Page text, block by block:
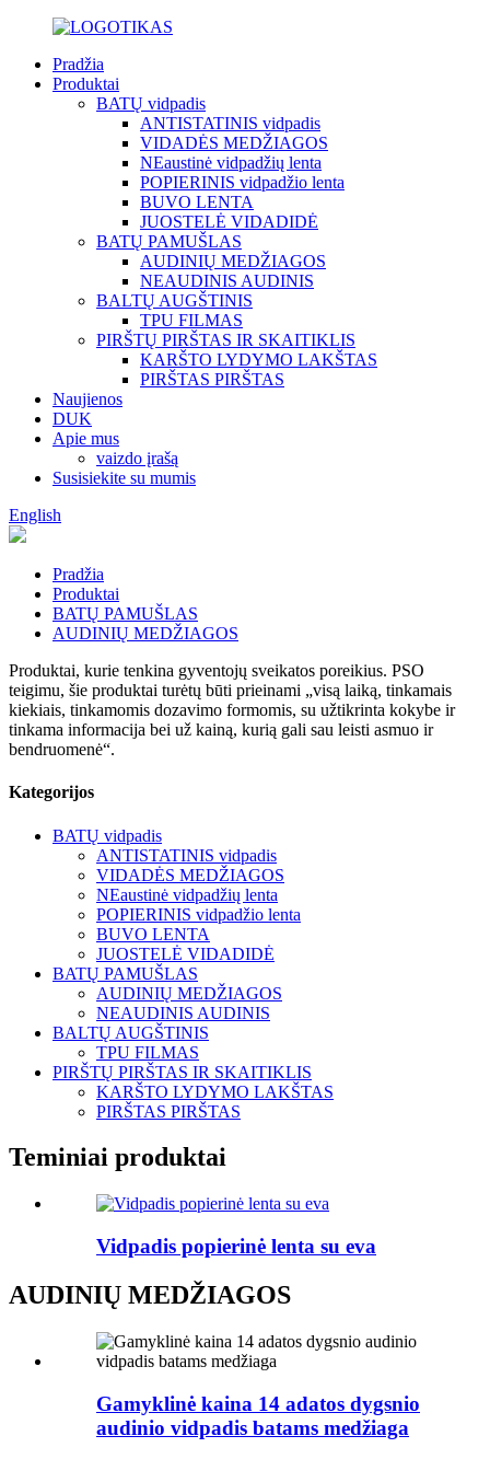
Pradžia
Produktai
BATŲ vidpadis
ANTISTATINIS vidpadis
VIDADĖS MEDŽIAGOS
NEaustinė vidpadžių lenta
POPIERINIS vidpadžio lenta
BUVO LENTA
JUOSTELĖ VIDADIDĖ
BATŲ PAMUŠLAS
AUDINIŲ MEDŽIAGOS
NEAUDINIS AUDINIS
BALTŲ AUGŠTINIS
TPU FILMAS
PIRŠTŲ PIRŠTAS IR SKAITIKLIS
KARŠTO LYDYMO LAKŠTAS
PIRŠTAS PIRŠTAS
Naujienos
DUK
Apie mus
vaizdo įrašą
Susisiekite su mumis
English
Pradžia
Produktai
BATŲ PAMUŠLAS
AUDINIŲ MEDŽIAGOS
Produktai, kurie tenkina gyventojų sveikatos poreikius. PSO
teigimu, šie produktai turėtų būti prieinami „visą laiką, tinkamais
kiekiais, tinkamomis dozavimo formomis, su užtikrinta kokybe ir
tinkama informacija bei už kainą, kurią gali sau leisti asmuo ir
bendruomenė“.
Kategorijos
BATŲ vidpadis
ANTISTATINIS vidpadis
VIDADĖS MEDŽIAGOS
NEaustinė vidpadžių lenta
POPIERINIS vidpadžio lenta
BUVO LENTA
JUOSTELĖ VIDADIDĖ
BATŲ PAMUŠLAS
AUDINIŲ MEDŽIAGOS
NEAUDINIS AUDINIS
BALTŲ AUGŠTINIS
TPU FILMAS
PIRŠTŲ PIRŠTAS IR SKAITIKLIS
KARŠTO LYDYMO LAKŠTAS
PIRŠTAS PIRŠTAS
Teminiai produktai
Vidpadis popierinė lenta su eva
AUDINIŲ MEDŽIAGOS
Gamyklinė kaina 14 adatos dygsnio
audinio vidpadis batams medžiaga